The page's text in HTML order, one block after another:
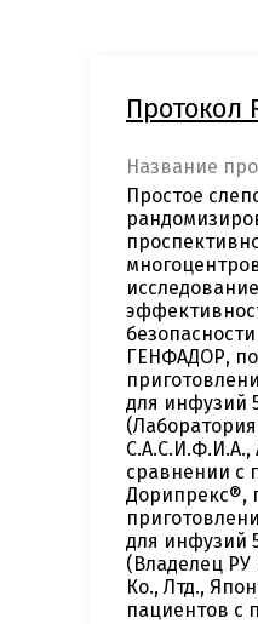
Протокол
Название
Простое
исследование
ГЕНФАДОР,
для инфузий
С.А.С.И.Ф.И.А.,
сравнении с
Дорипрекс®,
для инфузий
(Владелец
Ко., Лтд.,
пациентов с